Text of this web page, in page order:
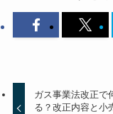
ガス事業法改正で
る？改正内容と小